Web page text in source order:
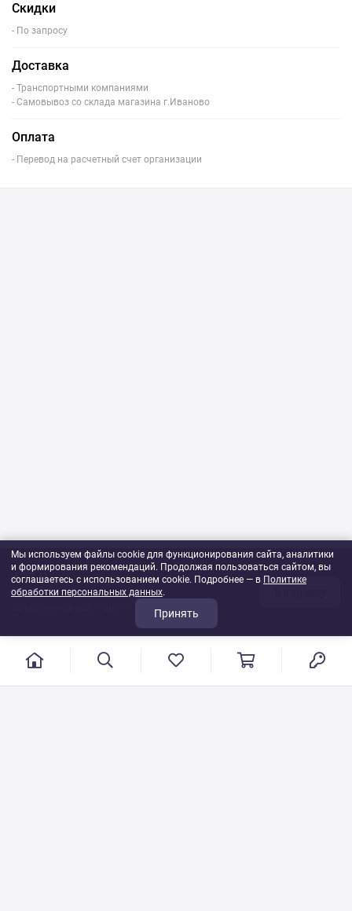
Скидки
- По запросу
Доставка
- Транспортными компаниями
- Самовывоз со склада магазина г.Иваново
Оплата
- Перевод на расчетный счет организации
437 ₽
1шт
Мы используем файлы cookie для функционирования сайта, аналитики
и формирования рекомендаций. Продолжая пользоваться сайтом, вы
соглашаетесь с использованием cookie. Подробнее — в Политике
обработки персональных данных.
Принять